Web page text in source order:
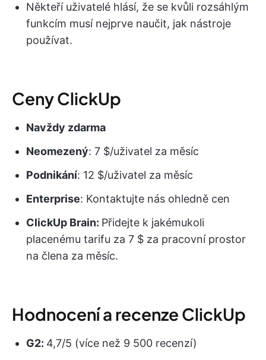
Někteří uživatelé hlásí, že se kvůli rozsáhlým
funkcím musí nejprve naučit, jak nástroje
používat.
Ceny ClickUp
Navždy zdarma
Neomezený: 7 $/uživatel za měsíc
Podnikání: 12 $/uživatel za měsíc
Enterprise: Kontaktujte nás ohledně cen
ClickUp Brain: Přidejte k jakémukoli
placenému tarifu za 7 $ za pracovní prostor
na člena za měsíc.
Hodnocení a recenze ClickUp
G2: 4,7/5 (více než 9 500 recenzí)